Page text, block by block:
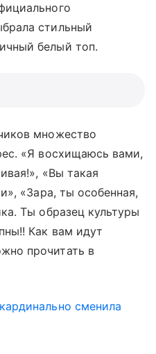
стильный
белый топ.
множество
«Я восхищаюсь вами,
«Вы такая
«Зара, ты особенная,
Ты образец культуры
Как вам идут
прочитать в
кардинально сменила